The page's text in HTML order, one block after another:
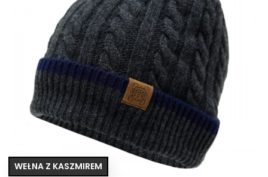
WEŁNA Z KASZMIREM